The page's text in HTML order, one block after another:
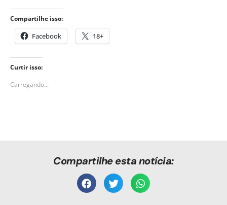
Compartilhe isso:
Facebook 18+
Curtir isso:
Carregando...
Compartilhe esta notícia: